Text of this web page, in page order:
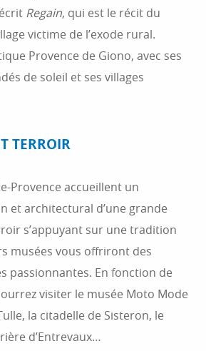
Regain, qui est le récit du
victime de l’exode rural.
Provence de Giono, avec ses
de soleil et ses villages
TERROIR
Provence accueillent un
et architectural d’une grande
s’appuyant sur une tradition
musées vous offriront des
passionnantes. En fonction de
visiter le musée Moto Mode
la citadelle de Sisteron, le
d’Entrevaux…